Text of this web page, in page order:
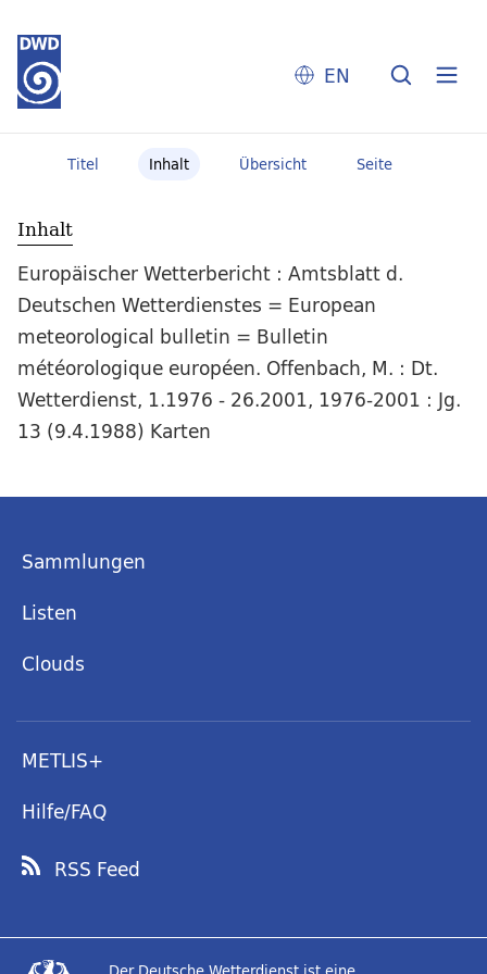
EN
Titel Inhalt Übersicht Seite
Inhalt
Europäischer Wetterbericht : Amtsblatt d.
Deutschen Wetterdienstes = European
meteorological bulletin = Bulletin
météorologique européen. Offenbach, M. : Dt.
Wetterdienst, 1.1976 - 26.2001, 1976-2001 : Jg.
13 (9.4.1988) Karten
Sammlungen
Listen
Clouds
METLIS+
Hilfe/FAQ
RSS Feed